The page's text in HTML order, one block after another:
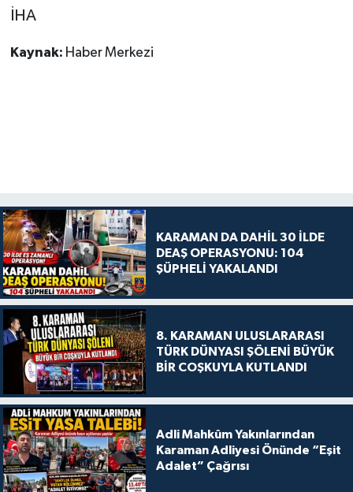
İHA
Kaynak: Haber Merkezi
KARAMAN DA DAHİL 30 İLDE
DEAŞ OPERASYONU: 104
ŞÜPHELİ YAKALANDI
8. KARAMAN ULUSLARARASI
TÜRK DÜNYASI ŞÖLENİ BÜYÜK
BİR COŞKUYLA KUTLANDI
Adli Mahkûm Yakınlarından
Karaman Adliyesi Önünde “Eşit
Adalet” Çağrısı